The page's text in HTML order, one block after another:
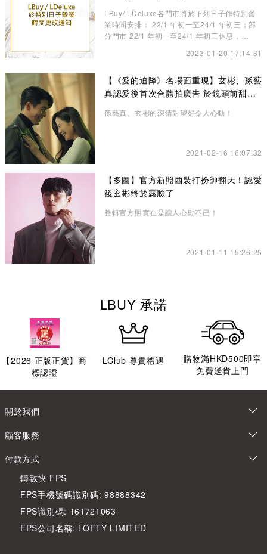
LBuy/ LDeluxe各門市將於下列日子作特別營
業時間安排： 22/1 年初一至24/1 年初三；部
分門市 22/1 年初一至24/1 年初三休息，
2023-01-20 17:14:31
【《愛的迫降》名場面重現】玄彬、孫藝
真認愛後首次合體拍廣告 於鏡頭前甜蜜
孫藝真、玄彬的深情對望好令人心動！
2021-02-16 16:07:32
【多圖】官方新照西裝打扮帥翻天！認愛
後玄彬終於露臉了
整輯官方照實在是讓人心動不已！
2021-01-11 15:26:25
LBUY 承諾
【2026 正版正貨】商
標認證
LClub 尊貴禮遇
購物滿HKD500即享
免費送貨上門
關於我們
顧客服務
付款方式
轉數快 FPS
FPS手機號碼識別碼: 98888342
FPS識別碼: 161721063
FPS公司名稱: LOFTY LIMITED